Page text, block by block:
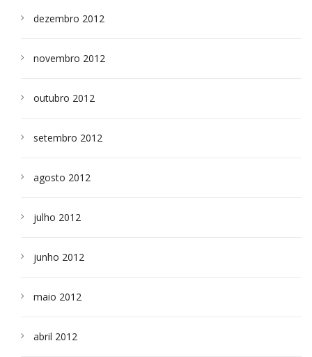
dezembro 2012
novembro 2012
outubro 2012
setembro 2012
agosto 2012
julho 2012
junho 2012
maio 2012
abril 2012